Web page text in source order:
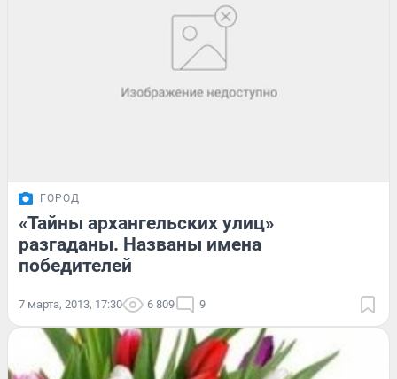
ГОРОД
«Тайны архангельских улиц»
разгаданы. Названы имена
победителей
7 марта, 2013, 17:30 6 809 9